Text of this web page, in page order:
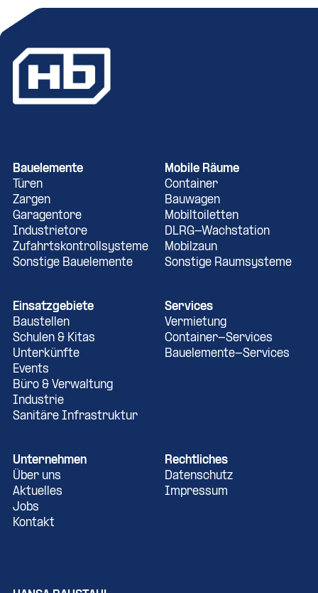
Bauelemente
Türen
Zargen
Garagentore
Industrietore
Zufahrtskontrollsysteme
Sonstige Bauelemente
Mobile Räume
Container
Bauwagen
Mobiltoiletten
DLRG-Wachstation
Mobilzaun
Sonstige Raumsysteme
Einsatzgebiete
Baustellen
Schulen & Kitas
Unterkünfte
Events
Büro & Verwaltung
Industrie
Sanitäre Infrastruktur
Services
Vermietung
Container-Services
Bauelemente-Services
Unternehmen
Über uns
Aktuelles
Jobs
Kontakt
Rechtliches
Datenschutz
Impressum